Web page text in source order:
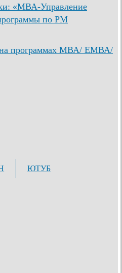
«МВА-Управление
по PM
программах МВА/ ЕМВА/
ЮТУБ